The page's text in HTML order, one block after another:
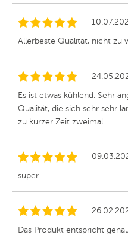
Allerbeste Qualität, nicht zu
Es ist etwas kühlend. Sehr
Qualität, die sich sehr sehr
zu kurzer Zeit zweimal.
super
Das Produkt entspricht